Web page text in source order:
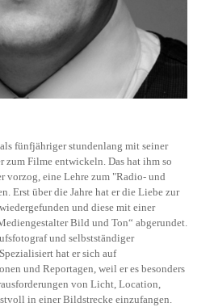
fünfjähriger stundenlang mit seiner
zum Filme entwickeln. Das hat ihm so
vorzog, eine Lehre zum "Radio- und
Erst über die Jahre hat er die Liebe zur
und diese mit einer
Bild und Ton“ abgerundet.
und selbstständiger
hat er sich auf
und Reportagen, weil er es besonders
von Licht, Location,
in einer Bildstrecke einzufangen.